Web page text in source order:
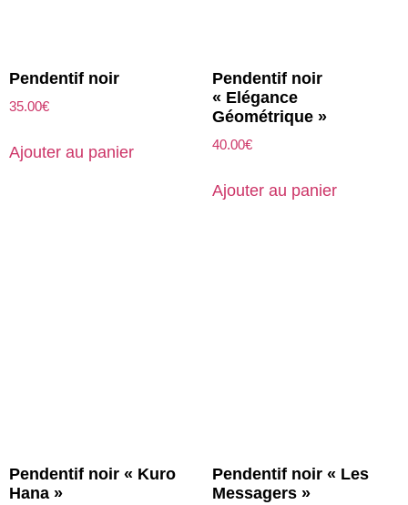
Pendentif noir
35.00€
Ajouter au panier
Pendentif noir
« Elégance
Géométrique »
40.00€
Ajouter au panier
Pendentif noir « Kuro
Hana »
Pendentif noir « Les
Messagers »